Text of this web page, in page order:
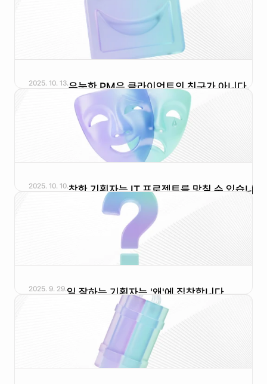
2025. 10. 13.유능한 PM은 클라이언트의 친구가 아니다.
2025. 10. 10.착한 기획자는 IT 프로젝트를 망칠 수 있습니다.
2025. 9. 29.일 잘하는 기획자는 '왜'에 집착합니다.